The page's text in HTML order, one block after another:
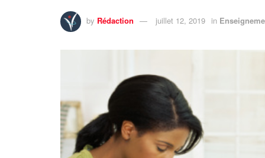
by Rédaction juillet 12, 2019 in